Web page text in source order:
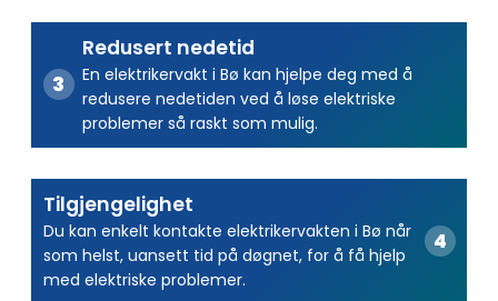
Redusert nedetid
En elektrikervakt i Bø kan hjelpe deg med å
redusere nedetiden ved å løse elektriske
problemer så raskt som mulig.
Tilgjengelighet
Du kan enkelt kontakte elektrikervakten i Bø når
som helst, uansett tid på døgnet, for å få hjelp
med elektriske problemer.